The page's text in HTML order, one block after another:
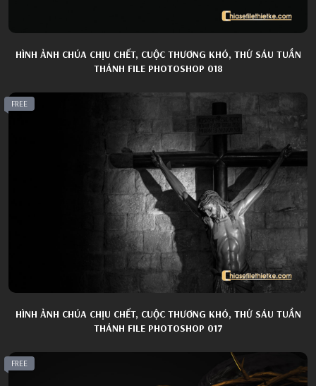
HÌNH ẢNH CHÚA CHỊU CHẾT, CUỘC THƯƠNG KHÓ, THỨ SÁU TUẦN
THÁNH FILE PHOTOSHOP 018
FREE
HÌNH ẢNH CHÚA CHỊU CHẾT, CUỘC THƯƠNG KHÓ, THỨ SÁU TUẦN
THÁNH FILE PHOTOSHOP 017
FREE